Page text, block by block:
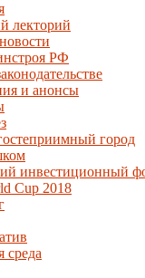
лекторий
РФ
и анонсы
город
инвестиционный
Cup 2018
среда